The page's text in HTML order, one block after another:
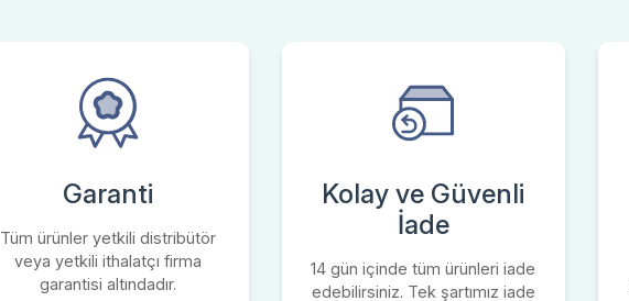
Garanti
Tüm ürünler yetkili distribütör
veya yetkili ithalatçı firma
garantisi altındadır.
Kolay ve Güvenli
İade
14 gün içinde tüm ürünleri iade
edebilirsiniz. Tek şartımız iade